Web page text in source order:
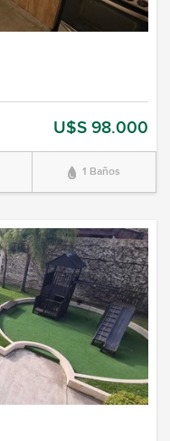
U$S 98.000
1 Baños